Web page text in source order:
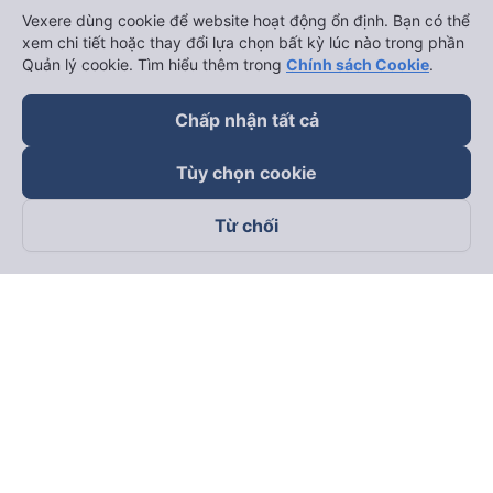
Theo dõi chúng tôi trên
Vexere dùng cookie để website hoạt động ổn định. Bạn có thể
xem chi tiết hoặc thay đổi lựa chọn bất kỳ lúc nào trong phần
Quản lý cookie. Tìm hiểu thêm trong Chính sách Cookie.
Chấp nhận tất cả
Tùy chọn cookie
Từ chối